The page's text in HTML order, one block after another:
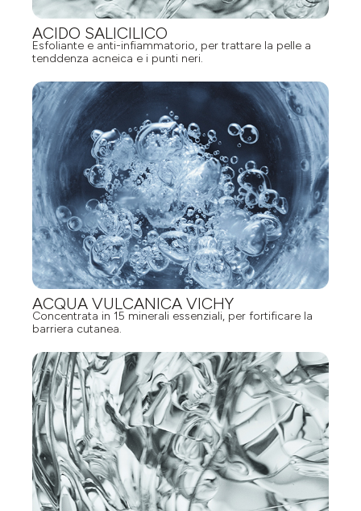
ACIDO SALICILICO
Esfoliante e anti-infiammatorio, per trattare la pelle a
tenddenza acneica e i punti neri.
ACQUA VULCANICA VICHY
Concentrata in 15 minerali essenziali, per fortificare la
barriera cutanea.